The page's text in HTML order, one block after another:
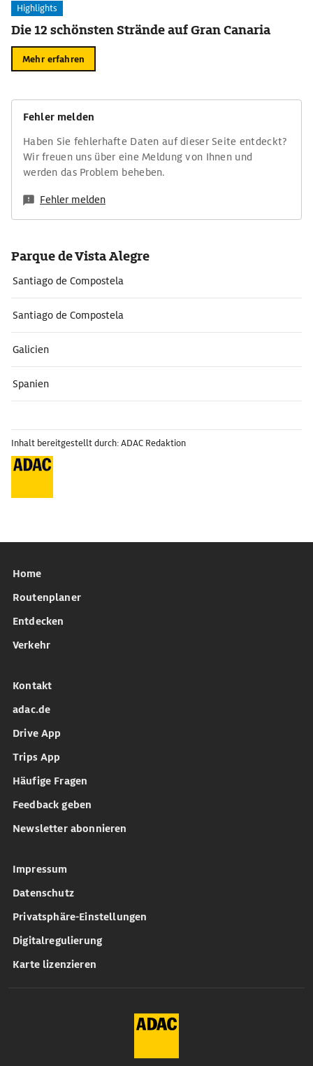
Highlights
Die 12 schönsten Strände auf Gran Canaria
Mehr erfahren
Fehler melden
Haben Sie fehlerhafte Daten auf dieser Seite entdeckt?
Wir freuen uns über eine Meldung von Ihnen und
werden das Problem beheben.
Fehler melden
Parque de Vista Alegre
Santiago de Compostela
Santiago de Compostela
Galicien
Spanien
Inhalt bereitgestellt durch: ADAC Redaktion
Home
Routenplaner
Entdecken
Verkehr
Kontakt
adac.de
Drive App
Trips App
Häufige Fragen
Feedback geben
Newsletter abonnieren
Impressum
Datenschutz
Privatsphäre-Einstellungen
Digitalregulierung
Karte lizenzieren